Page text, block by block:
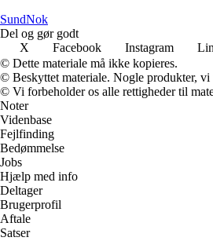
SundNok
Del og gør godt
X
Facebook Instagram
© Dette materiale må ikke kopieres.
© Beskyttet materiale. Nogle produkter, vi
© Vi forbeholder os alle rettigheder til
Noter
Videnbase
Fejlfinding
Bedømmelse
Jobs
Hjælp med info
Deltager
Brugerprofil
Aftale
Satser